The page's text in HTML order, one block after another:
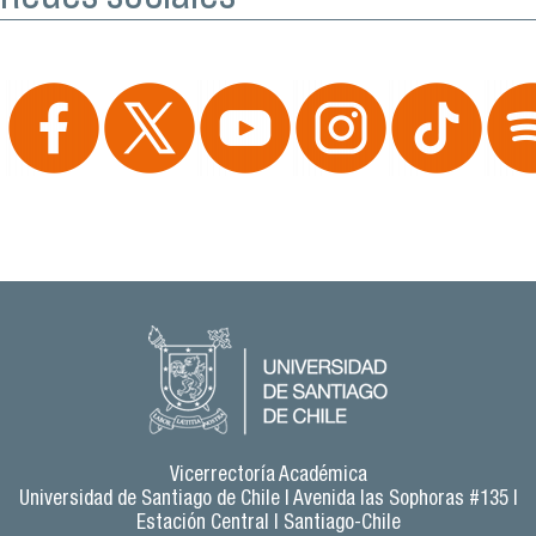
Vicerrectoría Académica
Universidad de Santiago de Chile | Avenida las Sophoras #135 |
Estación Central | Santiago-Chile